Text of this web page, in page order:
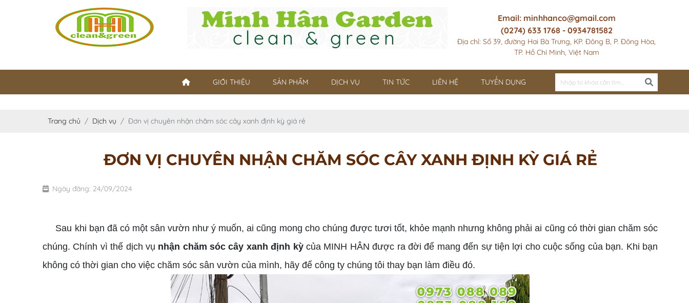
Email: minhhanco@gmail.com
(0274) 633 1768 - 0934781582
Địa chỉ: Số 39, đường Hai Bà Trưng, KP. Đông B, P. Đông Hòa,
TP. Hồ Chí Minh, Việt Nam
GIỚI THIỆU SẢN PHẨM DỊCH VỤ TIN TỨC LIÊN HỆ TUYỂN DỤNG
Trang chủ Dịch vụ Đơn vị chuyên nhận chăm sóc cây xanh định kỳ giá rẻ
ĐƠN VỊ CHUYÊN NHẬN CHĂM SÓC CÂY XANH ĐỊNH KỲ GIÁ RẺ
Ngày đăng: 24/09/2024
Sau khi bạn đã có một sân vườn như ý muốn, ai cũng mong cho chúng được tươi tốt, khỏe mạnh nhưng không phải ai cũng có thời gian chăm sóc
chúng. Chính vì thế dịch vụ nhận chăm sóc cây xanh định kỳcủa MINH HÂN được ra đời để mang đến sự tiện lợi cho cuộc sống của bạn. Khi bạn
không có thời gian cho việc chăm sóc sân vườn của mình, hãy để công ty chúng tôi thay bạn làm điều đó.